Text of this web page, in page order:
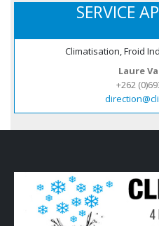
SERVICE
Climatisation, Froid
Laure
+262